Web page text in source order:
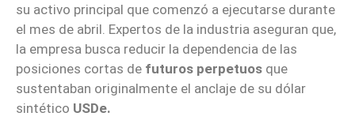
su activo principal que comenzó a ejecutarse durante
el mes de abril. Expertos de la industria aseguran que,
la empresa busca reducir la dependencia de las
posiciones cortas de futuros perpetuos que
sustentaban originalmente el anclaje de su dólar
sintético USDe.